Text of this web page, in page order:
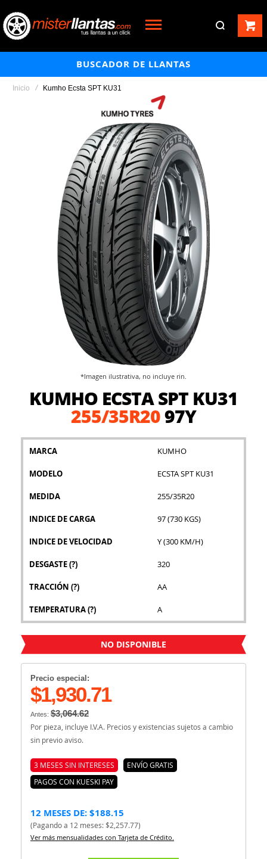
BUSCADOR DE LLANTAS
Inicio Kumho Ecsta SPT KU31
KUMHO ECSTA SPT KU31
255/35R2097Y
MARCA KUMHO
MODELO ECSTA SPT KU31
MEDIDA 255/35R20
INDICE DE CARGA 97 (730 KGS)
INDICE DE VELOCIDAD Y (300 KM/H)
DESGASTE(?) 320
TRACCIÓN (?) AA
TEMPERATURA(?) A
NO DISPONIBLE
Precio especial:
$1,930.71
Antes: $3,064.62
Por pieza, incluye I.V.A. Precios y existencias sujetos a cambio
sin previo aviso.
3 MESES SIN INTERESES
ENVÍO GRATIS
PAGOS CON KUESKI PAY
12 MESES DE: $188.15
(Pagando a 12 meses: $2,257.77)
Ver más mensualidades con Tarjeta de Crédito.
*Imagen ilustrativa, no incluye rin.
galería
imágenes